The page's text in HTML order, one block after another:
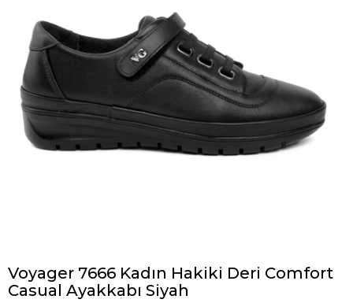
Voyager 7666 Kadın Hakiki Deri Comfort
Casual Ayakkabı Siyah